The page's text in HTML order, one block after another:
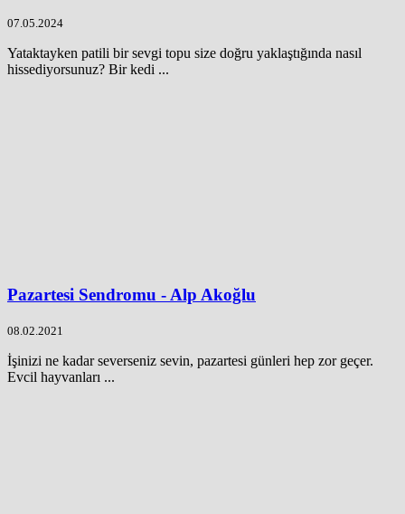
07.05.2024
Yataktayken patili bir sevgi topu size doğru yaklaştığında nasıl
hissediyorsunuz? Bir kedi ...
Pazartesi Sendromu - Alp Akoğlu
08.02.2021
İşinizi ne kadar severseniz sevin, pazartesi günleri hep zor geçer.
Evcil hayvanları ...